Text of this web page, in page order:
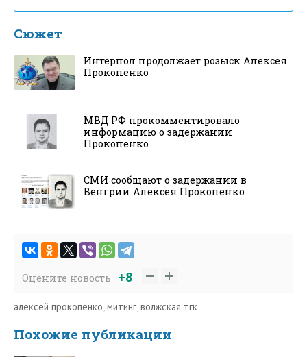
Сюжет
Интерпол продолжает розыск Алексея
Прокопенко
МВД РФ прокомментировало
информацию о задержании
Прокопенко
СМИ сообщают о задержании в
Венгрии Алексея Прокопенко
Оцените новость +8
алексей прокопенко,митинг,волжская тгк
Похожие публикации